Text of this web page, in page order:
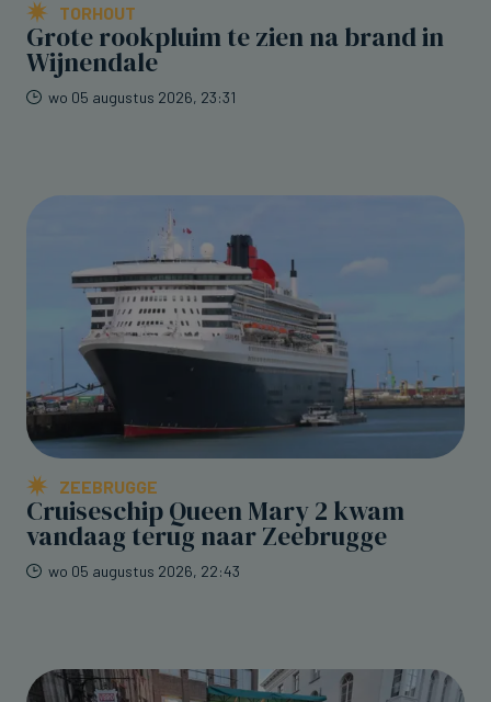
TORHOUT
Grote rookpluim te zien na brand in
Wijnendale
wo 05 augustus 2026, 23:31
ZEEBRUGGE
Cruiseschip Queen Mary 2 kwam
vandaag terug naar Zeebrugge
wo 05 augustus 2026, 22:43